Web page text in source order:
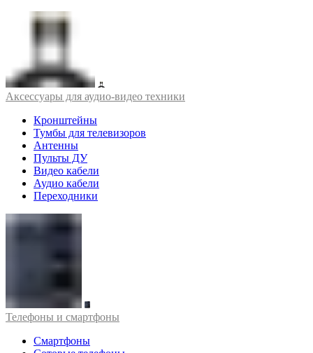
Аксессуары для аудио-видео техники
Кронштейны
Тумбы для телевизоров
Антенны
Пульты ДУ
Видео кабели
Аудио кабели
Переходники
Телефоны и смартфоны
Смартфоны